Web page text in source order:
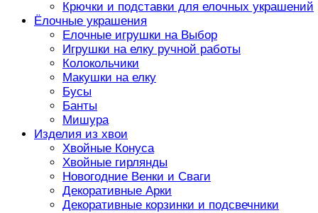
Крючки и подставки для елочных украшений
Ёлочные украшения
Елочные игрушки на Выбор
Игрушки на елку ручной работы
Колокольчики
Макушки на елку
Бусы
Банты
Мишура
Изделия из хвои
Хвойные Конуса
Хвойные гирлянды
Новогодние Венки и Сваги
Декоративные Арки
Декоративные корзинки и подсвечники